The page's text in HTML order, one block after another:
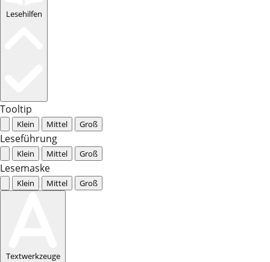
Lesehilfen
Tooltip
Klein Mittel Groß
Leseführung
Klein Mittel Groß
Lesemaske
Klein Mittel Groß
Textwerkzeuge